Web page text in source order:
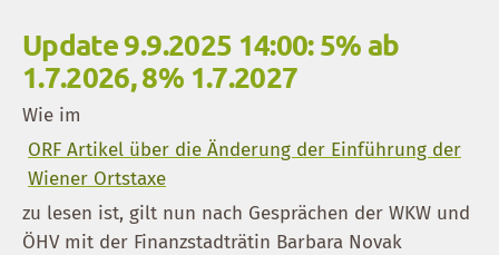
Update 9.9.2025 14:00: 5% ab
1.7.2026, 8% 1.7.2027
Wie im
ORF Artikel über die Änderung der Einführung der
Wiener Ortstaxe
zu lesen ist, gilt nun nach Gesprächen der WKW und
ÖHV mit der Finanzstadträtin Barbara Novak